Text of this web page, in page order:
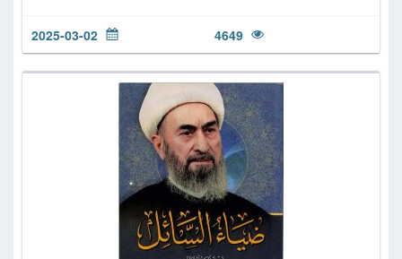
4649
2025-03-02